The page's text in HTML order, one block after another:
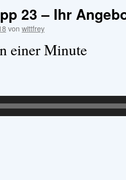
23 – Ihr
von wittfrey
einer Minute